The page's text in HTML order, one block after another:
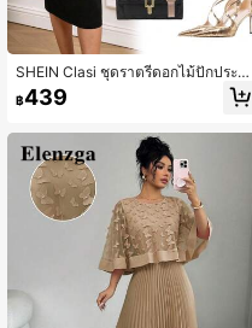
4.87
4.87 36K ผู้ติดตาม
SHEIN Clasi ชุดราตรีดอกไม้ปักประดับ
แพรวพราว หรูหรา เหมาะสำหรับงานป
าร์ตี้และการรวมตัว
฿439